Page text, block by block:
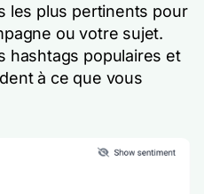
les plus pertinents pour
ou votre sujet.
hashtags populaires et
à ce que vous